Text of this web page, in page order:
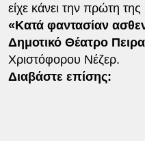
είχε κάνει την πρώτη
«Κατά φαντασίαν
Δημοτικό Θέατρο
Χριστόφορου Νέζερ.
Διαβάστε επίσης: